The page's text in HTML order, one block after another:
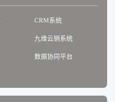
CRM系统
九维云销系统
数据协同平台